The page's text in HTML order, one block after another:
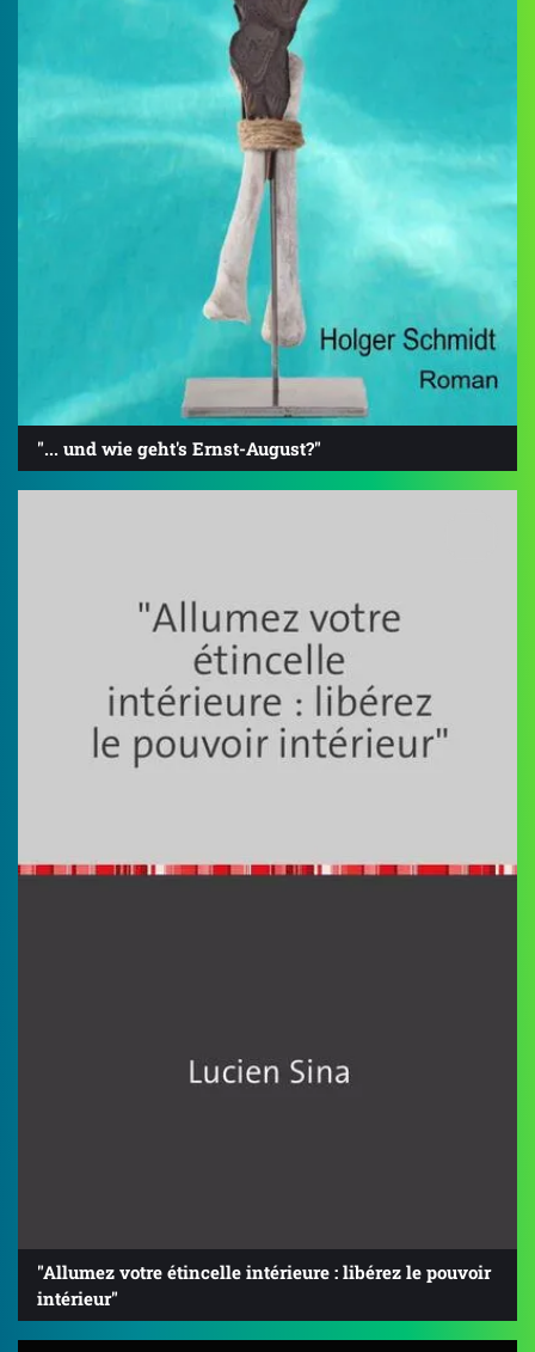
"... und wie geht's Ernst-August?"
"Allumez votre étincelle intérieure : libérez le pouvoir
intérieur"